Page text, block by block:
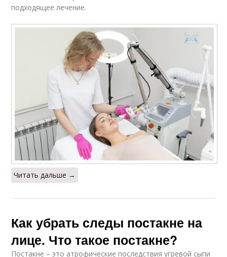
подходящее лечение.
Читать дальше →
Как убрать следы постакне на
лице. Что такое постакне?
Постакне – это атрофические последствия угревой сыпи